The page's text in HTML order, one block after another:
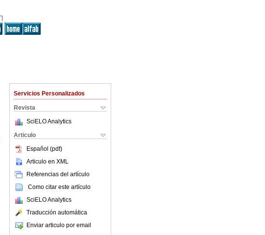
Servicios Personalizados
Revista
SciELO Analytics
Articulo
Español (pdf)
Articulo en XML
Referencias del artículo
Como citar este artículo
SciELO Analytics
Traducción automática
Enviar articulo por email